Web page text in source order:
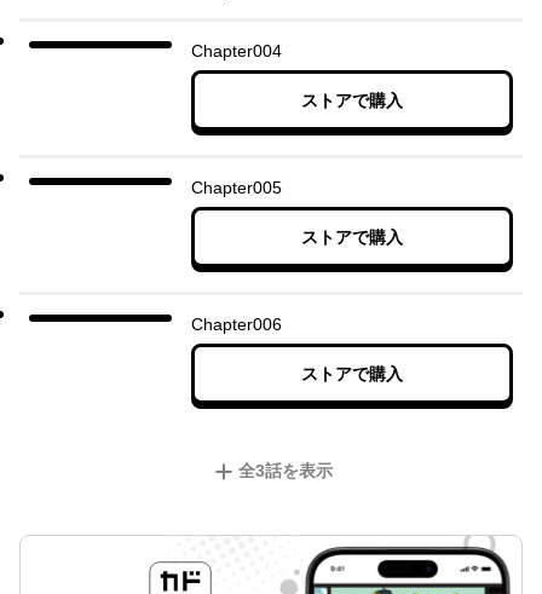
Chapter004
ストアで購入
Chapter005
ストアで購入
Chapter006
ストアで購入
全3話を表示